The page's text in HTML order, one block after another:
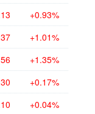
+0.93%
+1.01%
+1.35%
+0.17%
+0.04%